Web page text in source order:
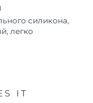
силикона,
легко
IT